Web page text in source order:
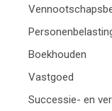
Boekhouden
Vastgoed
Successie- en